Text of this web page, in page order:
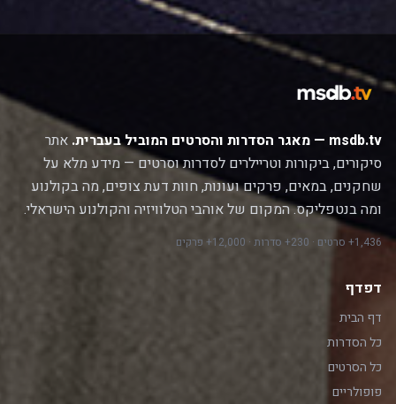
msdb.tv — מאגר הסדרות והסרטים המוביל בעברית.
אתר
סיקורים, ביקורות וטריילרים לסדרות וסרטים — מידע מלא על
שחקנים, במאים, פרקים ועונות, חוות דעת צופים, מה בקולנוע
ומה בנטפליקס. המקום של אוהבי הטלוויזיה והקולנוע הישראלי.
1,436+ סרטים · 230+ סדרות · 12,000+ פרקים
דפדף
דף הבית
כל הסדרות
כל הסרטים
פופולריים